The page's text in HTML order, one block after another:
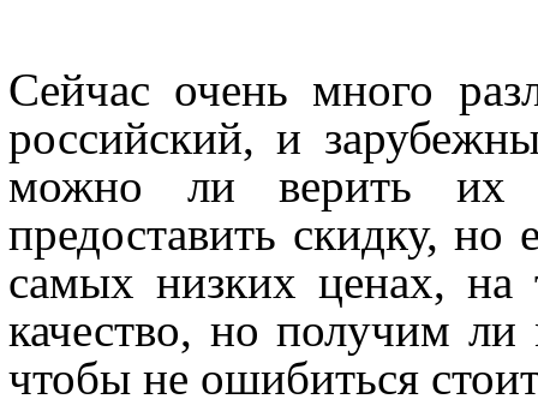
Сейчас очень много
российский, и
можно ли верить их
предоставить скидку,
самых низких ценах, на
качество, но получим ли
чтобы не ошибиться